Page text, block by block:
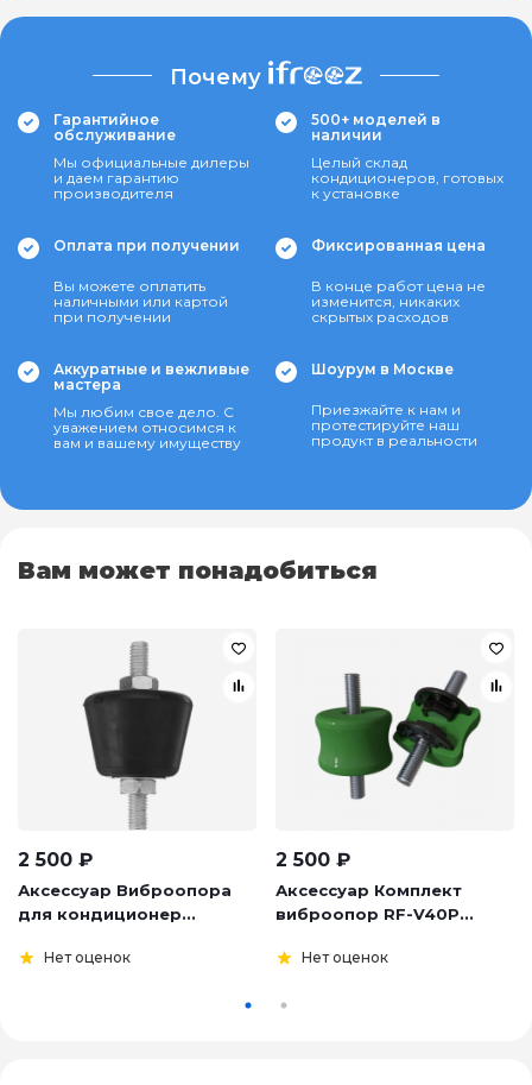
Почему
Гарантийное
обслуживание
Мы официальные дилеры
и даем гарантию
производителя
500+ моделей в
наличии
Целый склад
кондиционеров, готовых
к установке
Оплата при получении
Вы можете оплатить
наличными или картой
при получении
Фиксированная цена
В конце работ цена не
изменится, никаких
скрытых расходов
Аккуратные и вежливые
мастера
Мы любим свое дело. С
уважением относимся к
вам и вашему имуществу
Шоурум в Москве
Приезжайте к нам и
протестируйте наш
продукт в реальности
Вам может понадобиться
2 500 ₽
Аксессуар Виброопора
для кондиционер...
Нет оценок
2 500 ₽
Аксессуар Комплект
виброопор RF-V40P...
Нет оценок